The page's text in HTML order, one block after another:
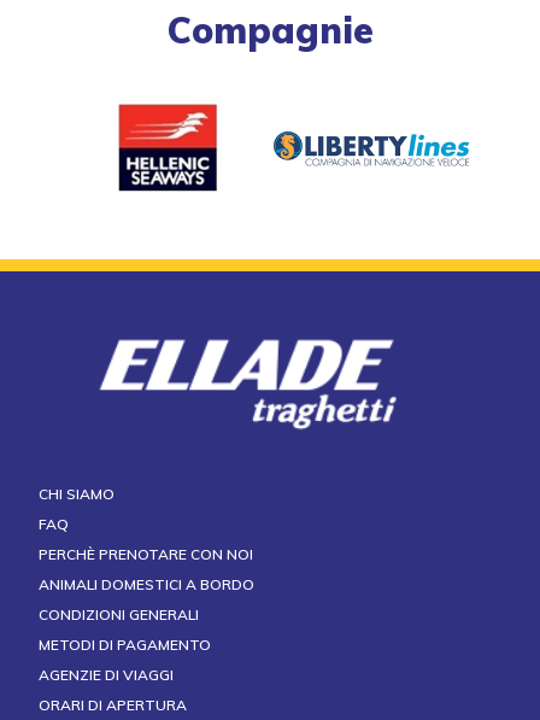
Compagnie
CHI SIAMO
FAQ
PERCHÈ PRENOTARE CON NOI
ANIMALI DOMESTICI A BORDO
CONDIZIONI GENERALI
METODI DI PAGAMENTO
AGENZIE DI VIAGGI
ORARI DI APERTURA